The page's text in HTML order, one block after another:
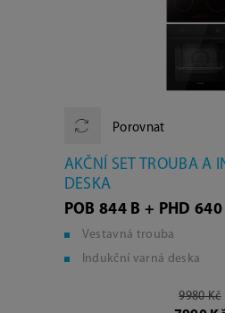
Porovnat
AKČNÍ SET TROUBA A
DESKA
POB 844 B + PHD 640
Vestavná trouba
Indukční varná deska
9980 Kč